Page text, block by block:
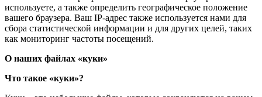
используете, а также определить географическое положение
вашего браузера. Ваш IP-адрес также используется нами для
сбора статистической информации и для других целей, таких
как мониторинг частоты посещений.
О наших файлах «куки»
Что такое «куки»?